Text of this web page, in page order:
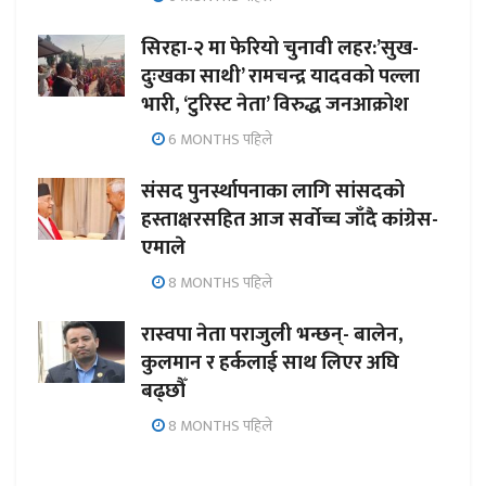
सिरहा-२ मा फेरियो चुनावी लहर:’सुख-
दुःखका साथी’ रामचन्द्र यादवको पल्ला
भारी, ‘टुरिस्ट नेता’ विरुद्ध जनआक्रोश
6 MONTHS पहिले
संसद पुनर्स्थापनाका लागि सांसदको
हस्ताक्षरसहित आज सर्वोच्च जाँदै कांग्रेस-
एमाले
8 MONTHS पहिले
रास्वपा नेता पराजुली भन्छन्- बालेन,
कुलमान र हर्कलाई साथ लिएर अघि
बढ्छौँ
8 MONTHS पहिले